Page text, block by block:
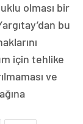
olması bir
bu
için tehlike
ve